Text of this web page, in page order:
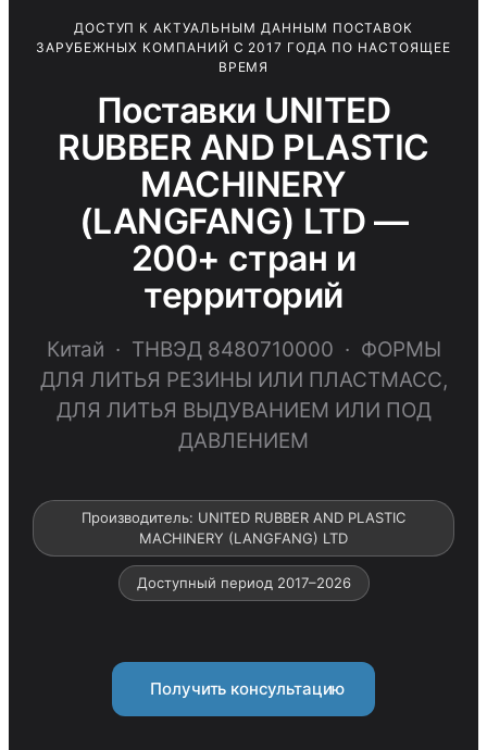
ДОСТУП К АКТУАЛЬНЫМ ДАННЫМ ПОСТАВОК
ЗАРУБЕЖНЫХ КОМПАНИЙ С 2017 ГОДА ПО НАСТОЯЩЕЕ
ВРЕМЯ
Поставки UNITED
RUBBER AND PLASTIC
MACHINERY
(LANGFANG) LTD —
200+ стран и
территорий
Китай · ТНВЭД 8480710000 · ФОРМЫ
ДЛЯ ЛИТЬЯ РЕЗИНЫ ИЛИ ПЛАСТМАСС,
ДЛЯ ЛИТЬЯ ВЫДУВАНИЕМ ИЛИ ПОД
ДАВЛЕНИЕМ
Производитель: UNITED RUBBER AND PLASTIC
MACHINERY (LANGFANG) LTD
Доступный период 2017–2026
Получить консультацию